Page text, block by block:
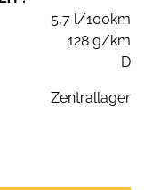
5,7 l/100km
128 g/km
D
Zentrallager